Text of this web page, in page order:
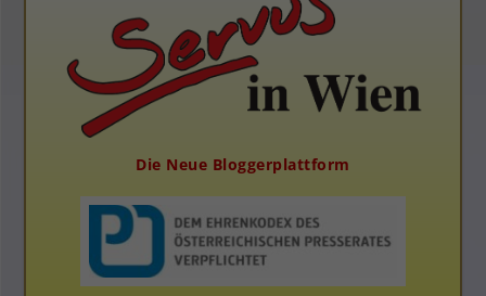
Die Neue Bloggerplattform